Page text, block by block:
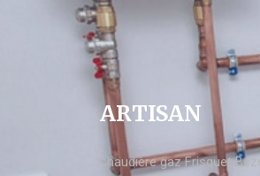
ARTISAN
chaudière gaz Frisquet